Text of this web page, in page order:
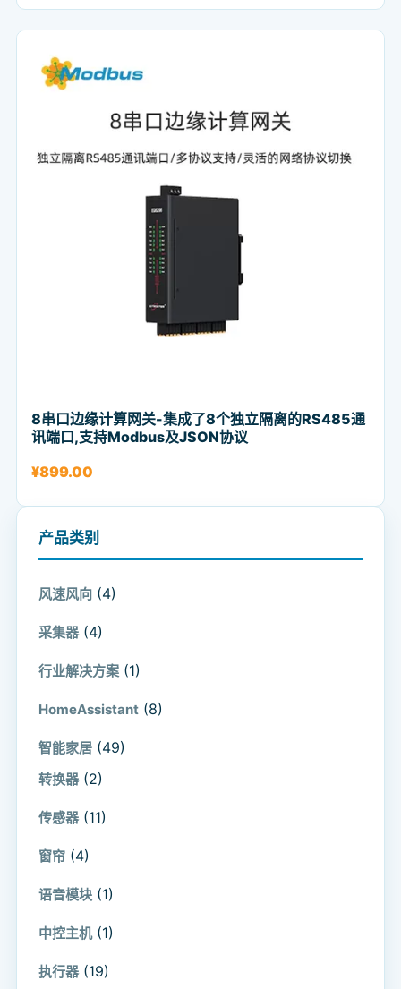
8串口边缘计算网关-集成了8个独立隔离的RS485通
讯端口,支持Modbus及JSON协议
¥899.00
产品类别
风速风向 (4)
采集器 (4)
行业解决方案 (1)
HomeAssistant (8)
智能家居 (49)
转换器 (2)
传感器 (11)
窗帘 (4)
语音模块 (1)
中控主机 (1)
执行器 (19)